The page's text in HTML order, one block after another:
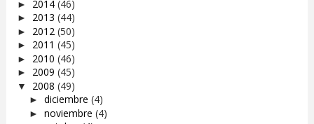
► 2014 (46)
► 2013 (44)
► 2012 (50)
► 2011 (45)
► 2010 (46)
► 2009 (45)
▼ 2008 (49)
► diciembre (4)
► noviembre (4)